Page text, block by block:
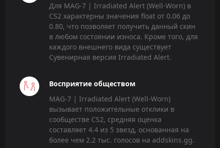
Для MAG-7 | Irradiated Alert (Well-Worn) в
CS2 характерны значения float от 0.06 до
0.80, что позволяет получить данный скин
в любом состоянии износа. Кроме того, для
каждого внешнего вида существует
Сувенирная версия Irradiated Alert.
Восприятие обществом
MAG-7 | Irradiated Alert (Well-Worn)
вызывает положительные отклики в
сообществе CS2, средняя оценка
составляет 4.4 из 5 звезд, основанная на
более чем 2.2 тыс. голосов на addskins.gg.